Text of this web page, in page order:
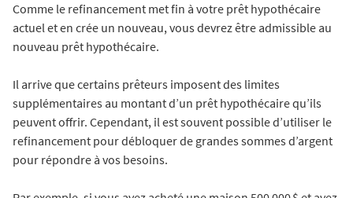
Comme le refinancement met fin à votre prêt hypothécaire
actuel et en crée un nouveau, vous devrez être admissible au
nouveau prêt hypothécaire.
Il arrive que certains prêteurs imposent des limites
supplémentaires au montant d’un prêt hypothécaire qu’ils
peuvent offrir. Cependant, il est souvent possible d’utiliser le
refinancement pour débloquer de grandes sommes d’argent
pour répondre à vos besoins.